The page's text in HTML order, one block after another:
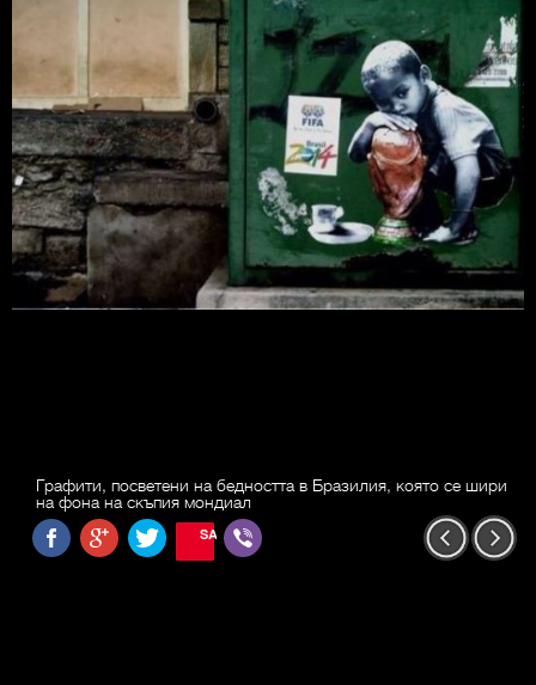
Графити, посветени на бедността в Бразилия, която се шири
на фона на скъпия мондиал
SAVE